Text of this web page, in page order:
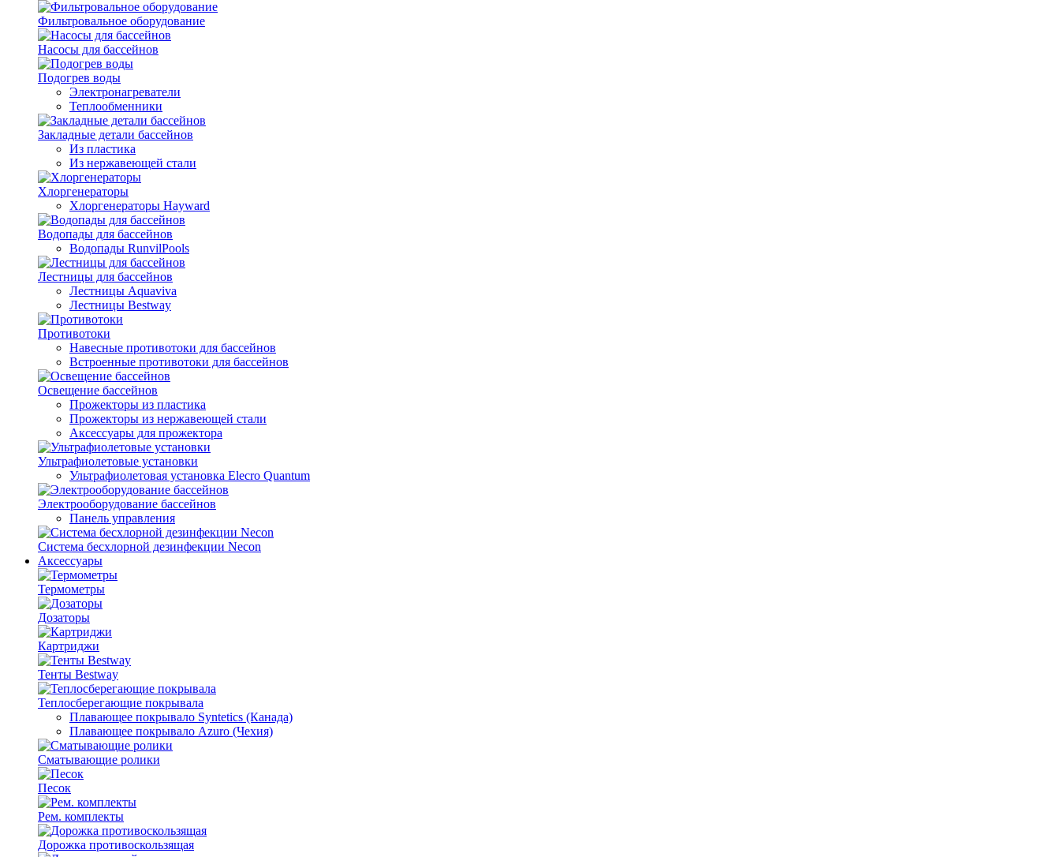
Фильтровальное оборудование
Насосы для бассейнов
Подогрев воды
Электронагреватели
Теплообменники
Закладные детали бассейнов
Из пластика
Из нержавеющей стали
Хлоргенераторы
Хлоргенераторы Hayward
Водопады для бассейнов
Водопады RunvilPools
Лестницы для бассейнов
Лестницы Aquaviva
Лестницы Bestway
Противотоки
Навесные противотоки для бассейнов
Встроенные противотоки для бассейнов
Освещение бассейнов
Прожекторы из пластика
Прожекторы из нержавеющей стали
Аксессуары для прожектора
Ультрафиолетовые установки
Ультрафиолетовая установка Elecro Quantum
Электрооборудование бассейнов
Панель управления
Система бесхлорной дезинфекции Necon
Аксессуары
Термометры
Дозаторы
Картриджи
Тенты Bestway
Теплосберегающие покрывала
Плавающее покрывало Syntetics (Канада)
Плавающее покрывало Azuro (Чехия)
Сматывающие ролики
Песок
Рем. комплекты
Дорожка противоскользящая